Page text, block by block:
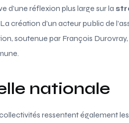
d’une réflexion plus large sur la
La création d’un acteur public de
soutenue par François
nationale
ressentent également